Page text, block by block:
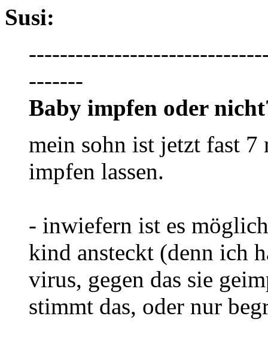
Susi:
-------
Baby impfen oder
mein sohn ist jetzt fast
impfen lassen.
- inwiefern ist es
kind ansteckt (denn ich
virus, gegen das sie
stimmt das, oder nur